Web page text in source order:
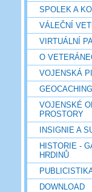
SPOLEK A
VÁLEČNÍ
VIRTUÁLNÍ
O
VOJENSKÁ
VOJENSKÉ
PROSTORY
INSIGNIE A
HISTORIE -
HRDINŮ
DOWNLOAD